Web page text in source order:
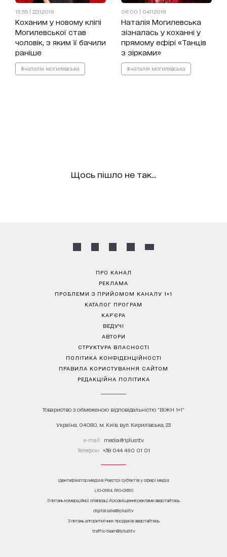
15:55 | 22.11.2019
Коханим у новому кліпі
Могилевської став
чоловік, з яким її бачили
раніше
#наталія могилевська
06:00 | 04.11.2019
Наталія Могилевська
зізналась у коханні у
прямому ефірі «Танців
з зірками»
#наталія могилевська
Щось пішло не так...
ПРО КАНАЛ
РЕКЛАМА
ПРОБЛЕМИ З ПРИЙОМОМ КАНАЛУ 1+1
КАТАЛОГ ПРОГРАМ
КАР’ЄРА
ВЕДУЧІ
АВТОРИ
СТРУКТУРА ВЛАСНОСТІ
ПОЛІТИКА КОНФІДЕНЦІЙНОСТІ
ПРАВИЛА КОРИСТУВАННЯ САЙТОМ
РЕДАКЦІЙНА ПОЛІТИКА
Товариство з обмеженою відповідальністю "ВІЖН 1+1"
Україна, 04080, м. Київ, вул. Кирилівська, 23
е-mail: media@1plus1.tv
Телефон: +38 044 490 01 01
Ідентифікатор медіа в Реєстрі суб’єктів у сфері медіа:
L10-01914, R10-01810
З питань комерційної співпраці й розміщення реклами звертайтесь
digital.sale@1plus1.tv
З питань алгоритмічних продажів звертайтесь
traffic-team@1plus1.tv